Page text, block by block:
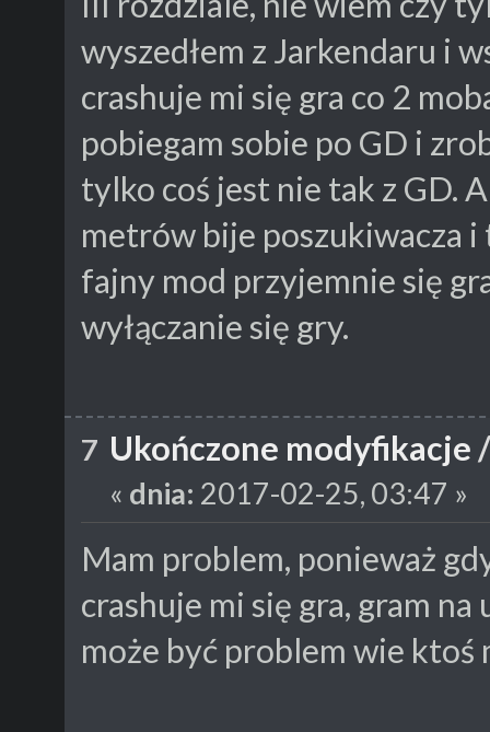
wyszedłem z Jarkendaru i
crashuje mi się gra co 2
pobiegam sobie po GD i
tylko coś jest nie tak z GD.
metrów bije poszukiwacza i
fajny mod przyjemnie się
wyłączanie się gry.
7 Ukończone modyfikacje
« dnia: 2017-02-25, 03:47 »
Mam problem, ponieważ
crashuje mi się gra, gram
może być problem wie ktoś